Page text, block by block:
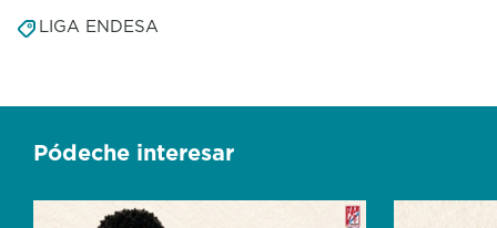
LIGA ENDESA
Pódeche interesar